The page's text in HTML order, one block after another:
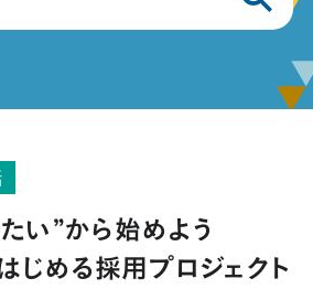
い”から始めよう
める採用プロジェクト